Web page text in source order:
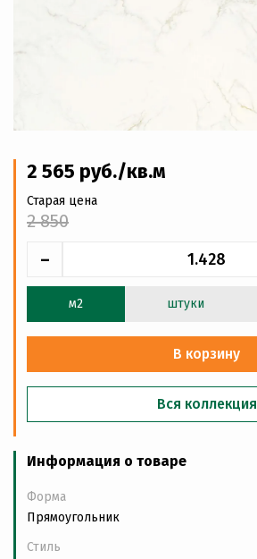
2 565 руб./кв.м
Старая цена
2 850
-
м2 штуки
В корзину
Вся коллекция
Информация о товаре
Форма
Прямоугольник
Стиль